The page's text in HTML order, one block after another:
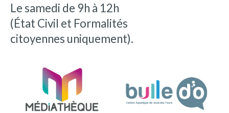
Le samedi de 9h à 12h
(État Civil et Formalités
citoyennes uniquement).